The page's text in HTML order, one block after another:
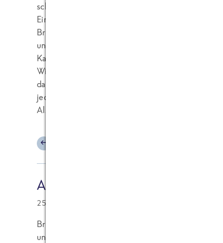
schmeckt einfach herrlich, egal ob mit Spiegelei
Einfach Kartoffelnin Gemüsebrühe kochen,zehn
Brennesselblätter dazu geben. Alles vorsichtig
und ein bisschen Muskat, einen guten Schuss
Kartoffelpüree. Und dazu wie gesagt ein
Wir sind immer traurig das wir die Brennessel
daher wären wir froh wenn man sie jederzeit
jederzeit essen könnte?
Also Frosta….. Daumen hoch für diese grandiose
Andreas Korth
25.01.2021 at 13:26
Brennnesseln haben von allen essbaren
und optimiertesten Anteil essentielle